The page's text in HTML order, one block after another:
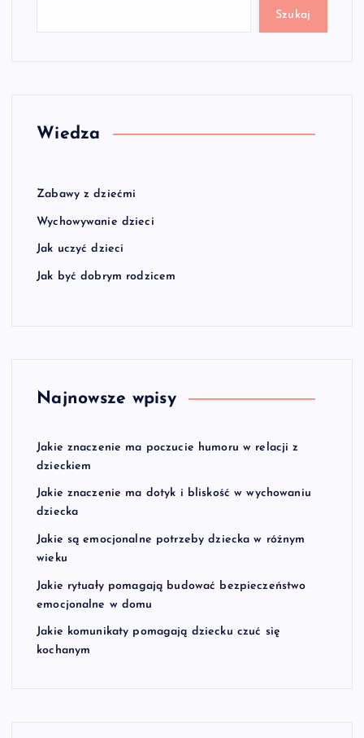
Szukaj
Wiedza
Zabawy z dziećmi
Wychowywanie dzieci
Jak uczyć dzieci
Jak być dobrym rodzicem
Najnowsze wpisy
Jakie znaczenie ma poczucie humoru w relacji z
dzieckiem
Jakie znaczenie ma dotyk i bliskość w wychowaniu
dziecka
Jakie są emocjonalne potrzeby dziecka w różnym
wieku
Jakie rytuały pomagają budować bezpieczeństwo
emocjonalne w domu
Jakie komunikaty pomagają dziecku czuć się
kochanym